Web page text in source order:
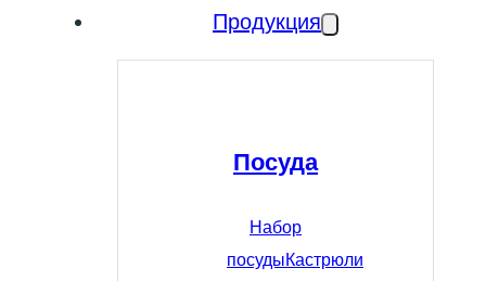
Продукция
Посуда
Набор
посудыКастрюли